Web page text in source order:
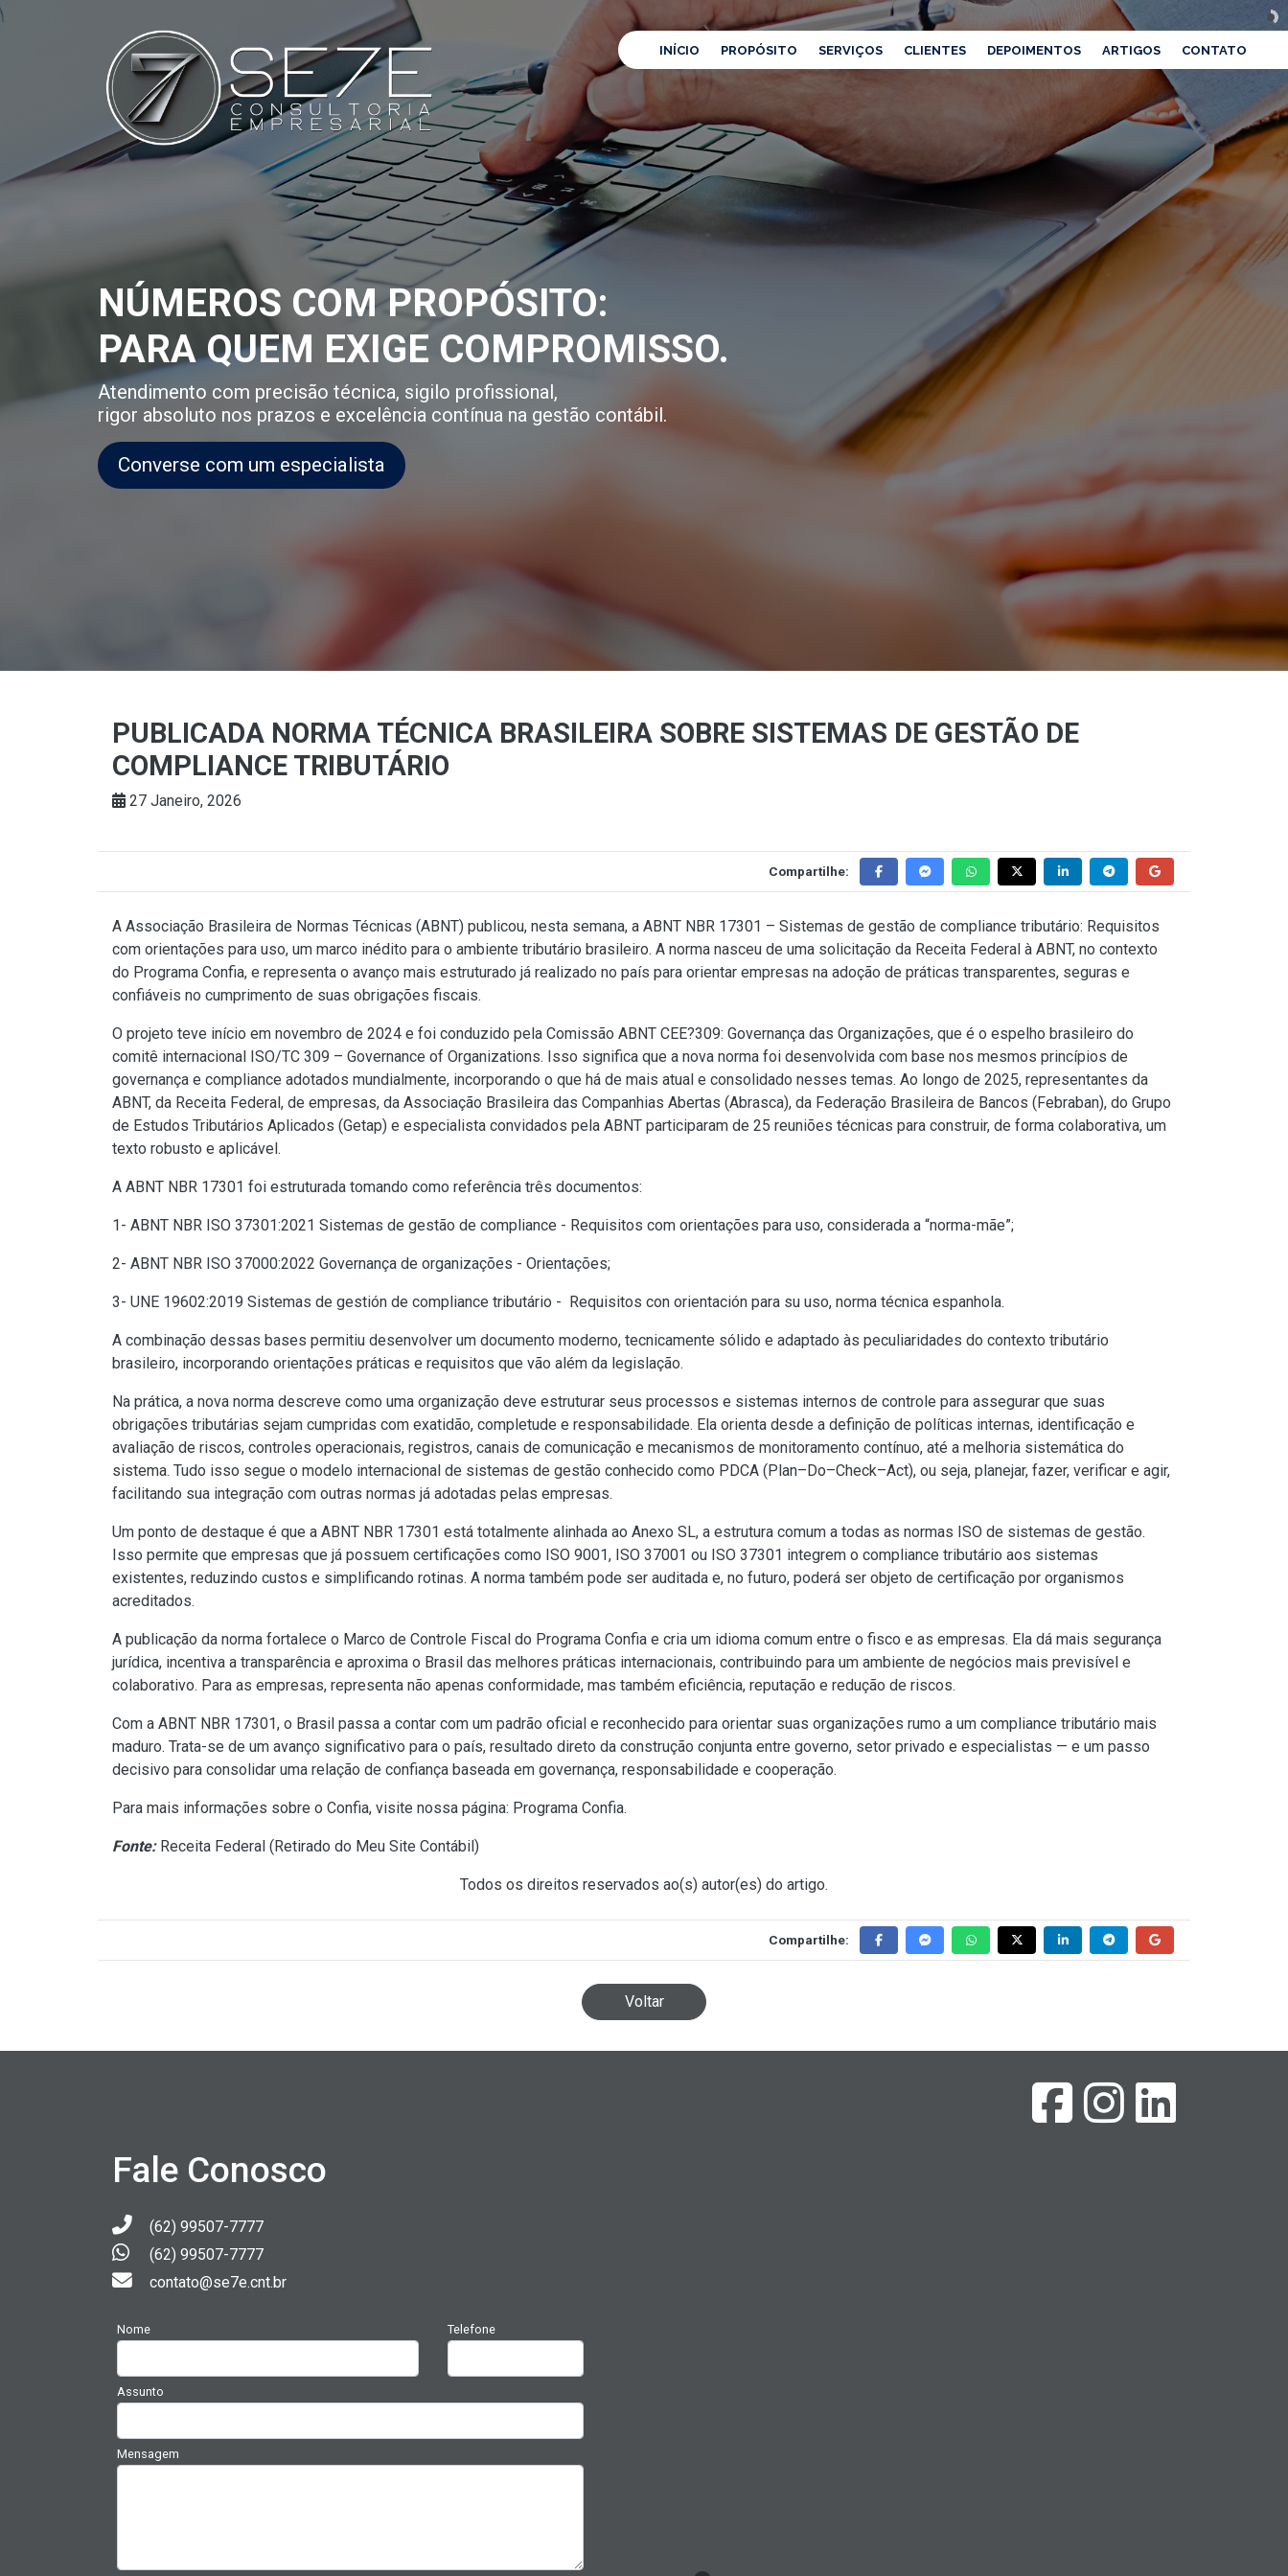
INÍCIO PROPÓSITO SERVIÇOS CLIENTES DEPOIMENTOS ARTIGOS CONTATO
NÚMEROS COM PROPÓSITO:
PARA QUEM EXIGE COMPROMISSO.
Atendimento com precisão técnica, sigilo profissional,
rigor absoluto nos prazos e excelência contínua na gestão contábil.
Converse com um especialista
PUBLICADA NORMA TÉCNICA BRASILEIRA SOBRE SISTEMAS DE GESTÃO DE
COMPLIANCE TRIBUTÁRIO
27 Janeiro, 2026
Compartilhe:
A Associação Brasileira de Normas Técnicas (ABNT) publicou, nesta semana, a ABNT NBR 17301 – Sistemas de gestão de compliance tributário: Requisitos
com orientações para uso, um marco inédito para o ambiente tributário brasileiro. A norma nasceu de uma solicitação da Receita Federal à ABNT, no contexto
do Programa Confia, e representa o avanço mais estruturado já realizado no país para orientar empresas na adoção de práticas transparentes, seguras e
confiáveis no cumprimento de suas obrigações fiscais.
O projeto teve início em novembro de 2024 e foi conduzido pela Comissão ABNT CEE?309: Governança das Organizações, que é o espelho brasileiro do
comitê internacional ISO/TC 309 – Governance of Organizations. Isso significa que a nova norma foi desenvolvida com base nos mesmos princípios de
governança e compliance adotados mundialmente, incorporando o que há de mais atual e consolidado nesses temas. Ao longo de 2025, representantes da
ABNT, da Receita Federal, de empresas, da Associação Brasileira das Companhias Abertas (Abrasca), da Federação Brasileira de Bancos (Febraban), do Grupo
de Estudos Tributários Aplicados (Getap) e especialista convidados pela ABNT participaram de 25 reuniões técnicas para construir, de forma colaborativa, um
texto robusto e aplicável.
A ABNT NBR 17301 foi estruturada tomando como referência três documentos:
1- ABNT NBR ISO 37301:2021 Sistemas de gestão de compliance - Requisitos com orientações para uso, considerada a “norma-mãe”;
2- ABNT NBR ISO 37000:2022 Governança de organizações - Orientações;
3- UNE 19602:2019 Sistemas de gestión de compliance tributário - Requisitos con orientación para su uso, norma técnica espanhola.
A combinação dessas bases permitiu desenvolver um documento moderno, tecnicamente sólido e adaptado às peculiaridades do contexto tributário
brasileiro, incorporando orientações práticas e requisitos que vão além da legislação.
Na prática, a nova norma descreve como uma organização deve estruturar seus processos e sistemas internos de controle para assegurar que suas
obrigações tributárias sejam cumpridas com exatidão, completude e responsabilidade. Ela orienta desde a definição de políticas internas, identificação e
avaliação de riscos, controles operacionais, registros, canais de comunicação e mecanismos de monitoramento contínuo, até a melhoria sistemática do
sistema. Tudo isso segue o modelo internacional de sistemas de gestão conhecido como PDCA (Plan–Do–Check–Act), ou seja, planejar, fazer, verificar e agir,
facilitando sua integração com outras normas já adotadas pelas empresas.
Um ponto de destaque é que a ABNT NBR 17301 está totalmente alinhada ao Anexo SL, a estrutura comum a todas as normas ISO de sistemas de gestão.
Isso permite que empresas que já possuem certificações como ISO 9001, ISO 37001 ou ISO 37301 integrem o compliance tributário aos sistemas
existentes, reduzindo custos e simplificando rotinas. A norma também pode ser auditada e, no futuro, poderá ser objeto de certificação por organismos
acreditados.
A publicação da norma fortalece o Marco de Controle Fiscal do Programa Confia e cria um idioma comum entre o fisco e as empresas. Ela dá mais segurança
jurídica, incentiva a transparência e aproxima o Brasil das melhores práticas internacionais, contribuindo para um ambiente de negócios mais previsível e
colaborativo. Para as empresas, representa não apenas conformidade, mas também eficiência, reputação e redução de riscos.
Com a ABNT NBR 17301, o Brasil passa a contar com um padrão oficial e reconhecido para orientar suas organizações rumo a um compliance tributário mais
maduro. Trata-se de um avanço significativo para o país, resultado direto da construção conjunta entre governo, setor privado e especialistas — e um passo
decisivo para consolidar uma relação de confiança baseada em governança, responsabilidade e cooperação.
Para mais informações sobre o Confia, visite nossa página: Programa Confia.
Fonte:Receita Federal (Retirado do Meu Site Contábil)
Todos os direitos reservados ao(s) autor(es) do artigo.
Compartilhe:
Voltar
Fale Conosco
(62) 99507-7777
(62) 99507-7777
contato@se7e.cnt.br
Nome Telefone
Assunto
Mensagem